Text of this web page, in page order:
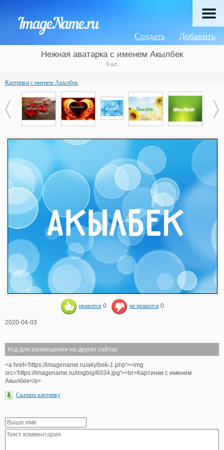
Добавить
Создать
Нежная аватарка с именем Акылбек
9 шт.
Картинки с именем Акылбек
нравится 0 не нравится 0
2020-04-03
Код для размещения на других сайтах
<a href='https://imagename.ru/akylbek-1.php'><img
src='https://imagename.ru/imgbig/6034.jpg'><br>Картинки с именем
Акылбек</a>
Скачать картинку